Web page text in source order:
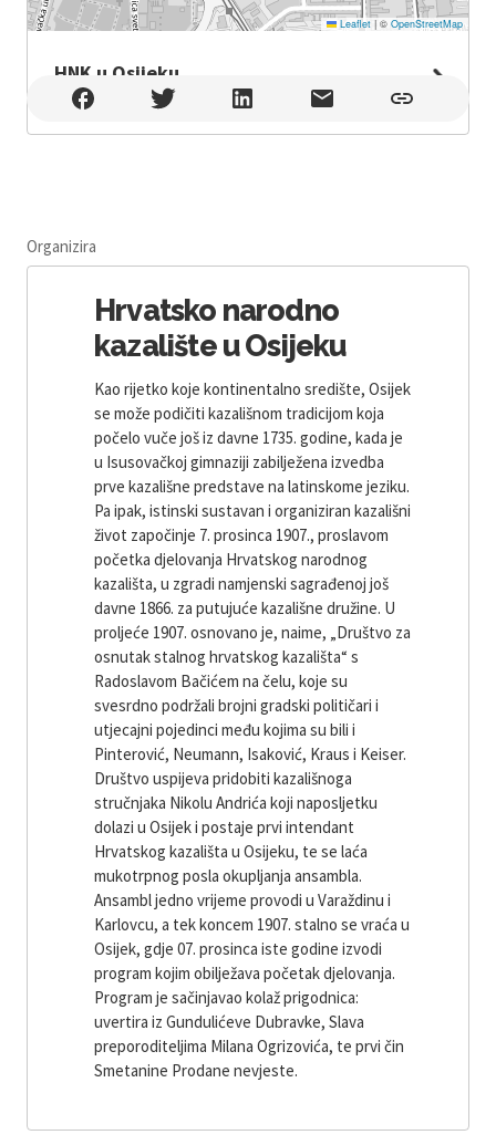
Leaflet |© OpenStreetMap
HNK u Osijeku
HNK u Osijeku , Osijek
Organizira
Hrvatsko narodno
kazalište u Osijeku
Kao rijetko koje kontinentalno središte, Osijek
se može podičiti kazališnom tradicijom koja
počelo vuče još iz davne 1735. godine, kada je
u Isusovačkoj gimnaziji zabilježena izvedba
prve kazališne predstave na latinskome jeziku.
Pa ipak, istinski sustavan i organiziran kazališni
život započinje 7. prosinca 1907., proslavom
početka djelovanja Hrvatskog narodnog
kazališta, u zgradi namjenski sagrađenoj još
davne 1866. za putujuće kazališne družine. U
proljeće 1907. osnovano je, naime, „Društvo za
osnutak stalnog hrvatskog kazališta“ s
Radoslavom Bačićem na čelu, koje su
svesrdno podržali brojni gradski političari i
utjecajni pojedinci među kojima su bili i
Pinterović, Neumann, Isaković, Kraus i Keiser.
Društvo uspijeva pridobiti kazališnoga
stručnjaka Nikolu Andrića koji naposljetku
dolazi u Osijek i postaje prvi intendant
Hrvatskog kazališta u Osijeku, te se laća
mukotrpnog posla okupljanja ansambla.
Ansambl jedno vrijeme provodi u Varaždinu i
Karlovcu, a tek koncem 1907. stalno se vraća u
Osijek, gdje 07. prosinca iste godine izvodi
program kojim obilježava početak djelovanja.
Program je sačinjavao kolaž prigodnica:
uvertira iz Gundulićeve Dubravke, Slava
preporoditeljima Milana Ogrizovića, te prvi čin
Smetanine Prodane nevjeste.